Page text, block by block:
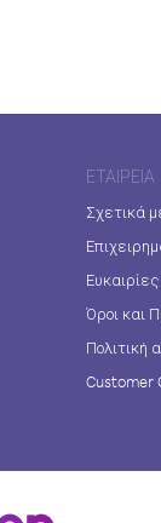
ΕΤΑΙΡΕΊΑ
Σχετικά
Όροι και
Πολιτική
Customer